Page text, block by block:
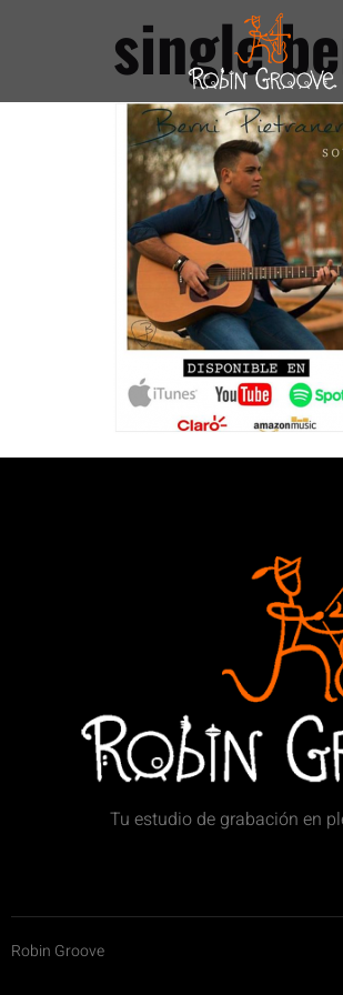
single
Tu estudio de grabación en
Robin Groove